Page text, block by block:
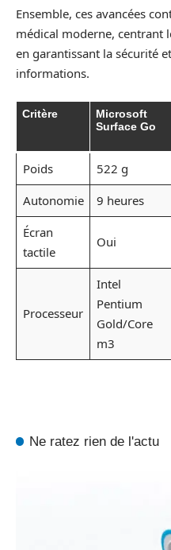
Ensemble, ces avancées
médical moderne, centrant
en garantissant la sécurité
informations.
Critère
Microsoft
Surface Go
Poids 522 g
Autonomie
9 heures
Écran
tactile
Oui
Processeur
Intel
Pentium
Gold/Core
m3
Ne ratez rien de l'actu